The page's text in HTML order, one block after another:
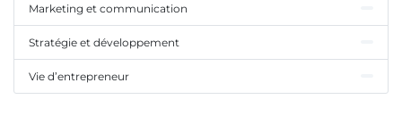
Marketing et communication
Stratégie et développement
Vie d’entrepreneur